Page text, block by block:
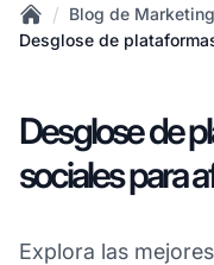
Home
/ Blog de
Desglose de
Desglose de
sociales para
Explora las